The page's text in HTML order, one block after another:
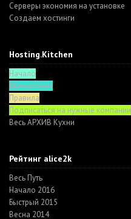
Серверы экономия на установке
Создаем хостинги
Hosting.Kitchen
Начало
Функционал
Правила
Подписаться на нужные компании
Весь АРХИВ Кухни
Рейтинг alice2k
Весь Путь
Начало 2016
Быстрый 2015
Весна 2014